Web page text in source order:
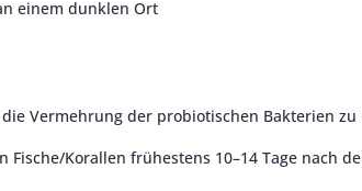
einem dunklen Ort
Vermehrung der probiotischen Bakterien
Korallen frühestens 10–14 Tage nach